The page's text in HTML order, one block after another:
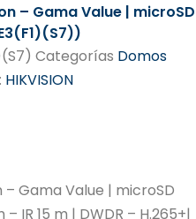
– Gama Value | microSD
Categorías Domos
HIKVISION
– Gama Value | microSD
IR 15 m | DWDR – H.265+|